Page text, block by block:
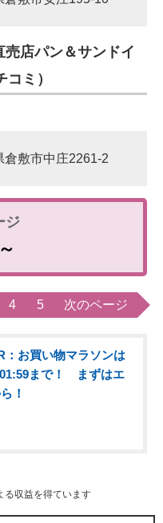
店パン＆サンドイ
ミ）
倉敷市中庄2261-2
4 5 次のページ
：お買い物マラソンは
まで！ まずはエ
！
る収益を得ています